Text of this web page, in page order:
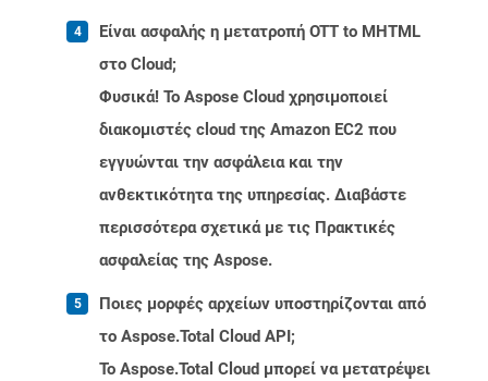
Είναι ασφαλής η μετατροπή OTT to MHTML
στο Cloud;
Φυσικά! Το Aspose Cloud χρησιμοποιεί
διακομιστές cloud της Amazon EC2 που
εγγυώνται την ασφάλεια και την
ανθεκτικότητα της υπηρεσίας. Διαβάστε
περισσότερα σχετικά με τις Πρακτικές
ασφαλείας της Aspose.
Ποιες μορφές αρχείων υποστηρίζονται από
το Aspose.Total Cloud API;
Το Aspose.Total Cloud μπορεί να μετατρέψει